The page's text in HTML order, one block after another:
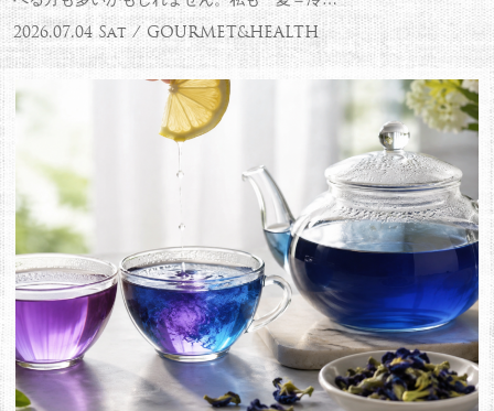
2026.07.04 Sat / GOURMET&HEALTH